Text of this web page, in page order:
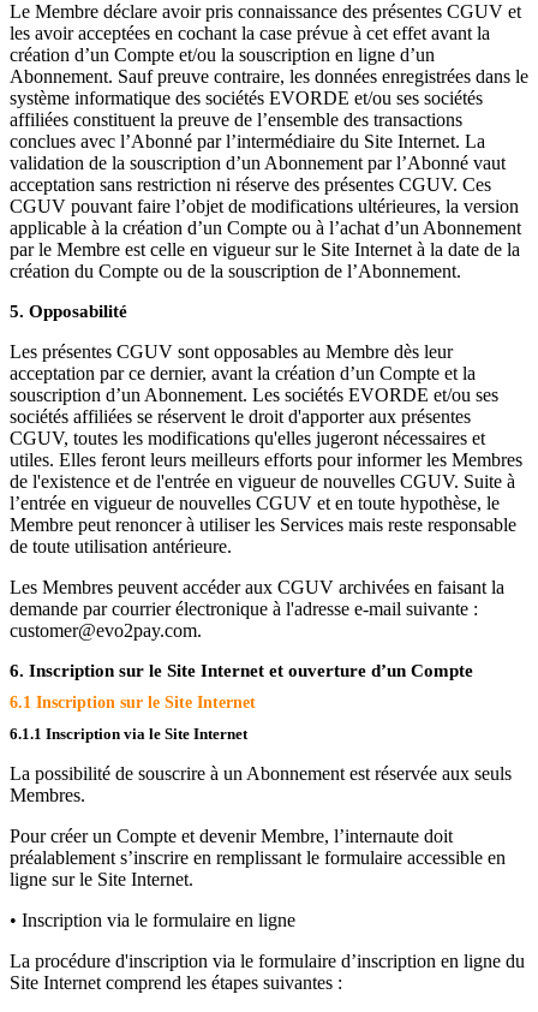
Le Membre déclare avoir pris connaissance des présentes CGUV et
les avoir acceptées en cochant la case prévue à cet effet avant la
création d’un Compte et/ou la souscription en ligne d’un
Abonnement. Sauf preuve contraire, les données enregistrées dans le
système informatique des sociétés EVORDE et/ou ses sociétés
affiliées constituent la preuve de l’ensemble des transactions
conclues avec l’Abonné par l’intermédiaire du Site Internet. La
validation de la souscription d’un Abonnement par l’Abonné vaut
acceptation sans restriction ni réserve des présentes CGUV. Ces
CGUV pouvant faire l’objet de modifications ultérieures, la version
applicable à la création d’un Compte ou à l’achat d’un Abonnement
par le Membre est celle en vigueur sur le Site Internet à la date de la
création du Compte ou de la souscription de l’Abonnement.
5. Opposabilité
Les présentes CGUV sont opposables au Membre dès leur
acceptation par ce dernier, avant la création d’un Compte et la
souscription d’un Abonnement. Les sociétés EVORDE et/ou ses
sociétés affiliées se réservent le droit d'apporter aux présentes
CGUV, toutes les modifications qu'elles jugeront nécessaires et
utiles. Elles feront leurs meilleurs efforts pour informer les Membres
de l'existence et de l'entrée en vigueur de nouvelles CGUV. Suite à
l’entrée en vigueur de nouvelles CGUV et en toute hypothèse, le
Membre peut renoncer à utiliser les Services mais reste responsable
de toute utilisation antérieure.
Les Membres peuvent accéder aux CGUV archivées en faisant la
demande par courrier électronique à l'adresse e-mail suivante :
customer@evo2pay.com.
6. Inscription sur le Site Internet et ouverture d’un Compte
6.1 Inscription sur le Site Internet
6.1.1 Inscription via le Site Internet
La possibilité de souscrire à un Abonnement est réservée aux seuls
Membres.
Pour créer un Compte et devenir Membre, l’internaute doit
préalablement s’inscrire en remplissant le formulaire accessible en
ligne sur le Site Internet.
• Inscription via le formulaire en ligne
La procédure d'inscription via le formulaire d’inscription en ligne du
Site Internet comprend les étapes suivantes :